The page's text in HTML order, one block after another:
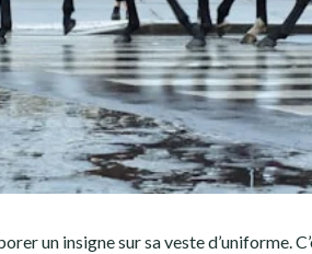
un insigne sur sa veste d’uniforme.